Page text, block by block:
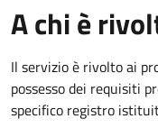
A chi è
Il servizio è rivolto ai
possesso dei requisiti
specifico registro